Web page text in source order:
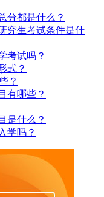
分都是什么？
究生考试条件是什
考试吗？
式？
？
有哪些？
是什么？
学吗？